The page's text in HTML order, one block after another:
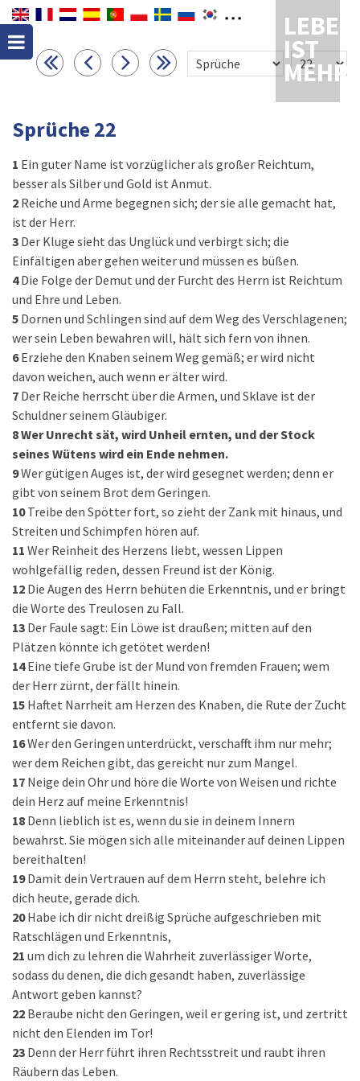
LEBEN
IST
MEHR
Sprüche 22
1 Ein guter Name ist vorzüglicher als großer Reichtum,
besser als Silber und Gold ist Anmut.
2 Reiche und Arme begegnen sich; der sie alle gemacht hat,
ist der Herr.
3 Der Kluge sieht das Unglück und verbirgt sich; die
Einfältigen aber gehen weiter und müssen es büßen.
4 Die Folge der Demut und der Furcht des Herrn ist Reichtum
und Ehre und Leben.
5 Dornen und Schlingen sind auf dem Weg des Verschlagenen;
wer sein Leben bewahren will, hält sich fern von ihnen.
6 Erziehe den Knaben seinem Weg gemäß; er wird nicht
davon weichen, auch wenn er älter wird.
7 Der Reiche herrscht über die Armen, und Sklave ist der
Schuldner seinem Gläubiger.
8Wer Unrecht sät, wird Unheil ernten, und der Stock
seines Wütens wird ein Ende nehmen.
9Wer gütigen Auges ist, der wird gesegnet werden; denn er
gibt von seinem Brot dem Geringen.
10 Treibe den Spötter fort, so zieht der Zank mit hinaus, und
Streiten und Schimpfen hören auf.
11 Wer Reinheit des Herzens liebt, wessen Lippen
wohlgefällig reden, dessen Freund ist der König.
12 Die Augen des Herrn behüten die Erkenntnis, und er bringt
die Worte des Treulosen zu Fall.
13 Der Faule sagt: Ein Löwe ist draußen; mitten auf den
Plätzen könnte ich getötet werden!
14 Eine tiefe Grube ist der Mund von fremden Frauen; wem
der Herr zürnt, der fällt hinein.
15 Haftet Narrheit am Herzen des Knaben, die Rute der Zucht
entfernt sie davon.
16Wer den Geringen unterdrückt, verschafft ihm nur mehr;
wer dem Reichen gibt, das gereicht nur zum Mangel.
17 Neige dein Ohr und höre die Worte von Weisen und richte
dein Herz auf meine Erkenntnis!
18 Denn lieblich ist es, wenn du sie in deinem Innern
bewahrst. Sie mögen sich alle miteinander auf deinen Lippen
bereithalten!
19 Damit dein Vertrauen auf dem Herrn steht, belehre ich
dich heute, gerade dich.
20 Habe ich dir nicht dreißig Sprüche aufgeschrieben mit
Ratschlägen und Erkenntnis,
21 um dich zu lehren die Wahrheit zuverlässiger Worte,
sodass du denen, die dich gesandt haben, zuverlässige
Antwort geben kannst?
22 Beraube nicht den Geringen, weil er gering ist, und zertritt
nicht den Elenden im Tor!
23 Denn der Herr führt ihren Rechtsstreit und raubt ihren
Räubern das Leben.